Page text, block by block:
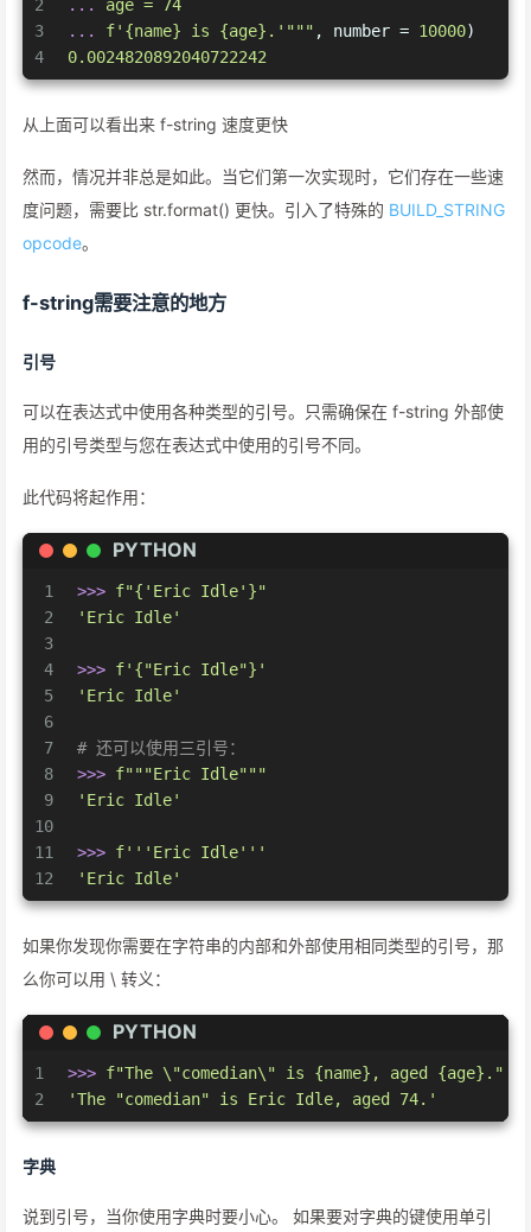
2
3
4
... age = 74
... f'{name} is {age}.'""" , number = 10000)
0.0024820892040722242
从上面可以看出来 f-string 速度更快
然而，情况并非总是如此。当它们第一次实现时，它们存在一些速
度问题，需要比 str.format() 更快。引入了特殊的 BUILD_STRING
opcode。
f-string需要注意的地方
引号
可以在表达式中使用各种类型的引号。只需确保在 f-string 外部使
用的引号类型与您在表达式中使用的引号不同。
此代码将起作用：
PYTHON
1
2
3
4
5
6
7
8
9
10
11
12
>>> f"{ 'Eric Idle' }"
'Eric Idle'
>>> f' {"Eric Idle"} '
'Eric Idle'
# 还可以使用三引号：
>>> f"""Eric Idle"""
'Eric Idle'
>>> f'''Eric Idle'''
'Eric Idle'
如果你发现你需要在字符串的内部和外部使用相同类型的引号，那
么你可以用 \ 转义：
PYTHON
1
2
>>> f"The \"comedian\" is {name} , aged {age} ."
'The "comedian" is Eric Idle, aged 74.'
字典
说到引号，当你使用字典时要小心。 如果要对字典的键使用单引